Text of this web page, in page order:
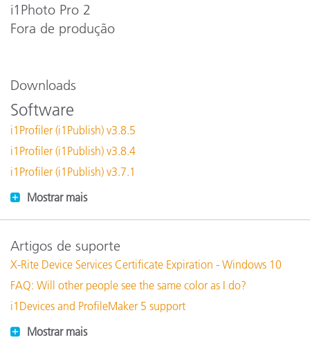
i1Photo Pro 2
Fora de produção
Downloads
Software
i1Profiler (i1Publish) v3.8.5
i1Profiler (i1Publish) v3.8.4
i1Profiler (i1Publish) v3.7.1
Mostrar mais
Artigos de suporte
X-Rite Device Services Certificate Expiration - Windows 10
FAQ: Will other people see the same color as I do?
i1Devices and ProfileMaker 5 support
Mostrar mais